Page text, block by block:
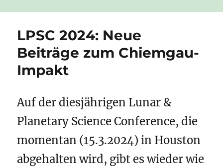
LPSC 2024: Neue
Beiträge zum Chiemgau-
Impakt
Auf der diesjährigen Lunar &
Planetary Science Conference, die
momentan (15.3.2024) in Houston
abgehalten wird, gibt es wieder wie